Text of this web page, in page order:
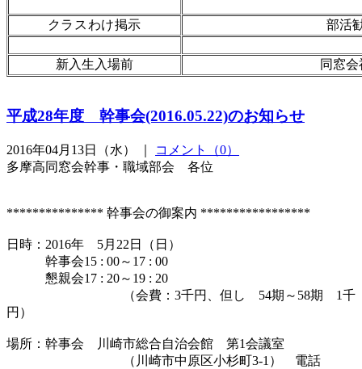
クラスわけ掲示 部活
新入生入場前 同窓会
平成28年度 幹事会(2016.05.22)のお知らせ
2016年04月13日（水） ｜
コメント（0）
多摩高同窓会幹事・職域部会 各位
*************** 幹事会の御案内 *****************
日時：2016年 5月22日（日）
幹事会15 : 00～17 : 00
懇親会17 : 20～19 : 20
（会費：3千円、但し 54期～58期 1千
円）
場所：幹事会 川崎市総合自治会館 第1会議室
（川崎市中原区小杉町3-1） 電話